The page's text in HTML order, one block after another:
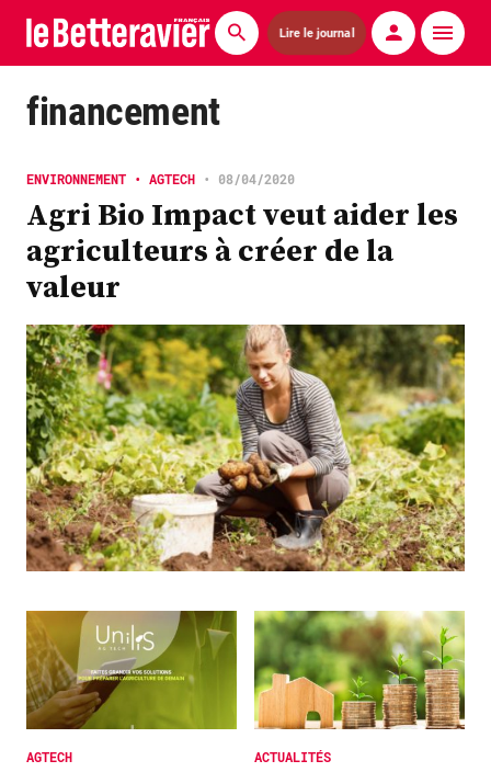
Lire le journal
Actualités
Agronomie
Matériels
La technique ITB
Pommes de terre
Guides pratiques
Chasse
Plus
financement
ENVIRONNEMENT • AGTECH • 08/04/2020
Agri Bio Impact veut aider les
agriculteurs à créer de la
valeur
AGTECH ACTUALITÉS